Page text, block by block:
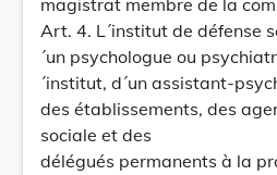
magistrat membre de la
Art. 4. L´institut de défense
´un psychologue ou
´institut, d´un assistant-
des établissements, des
sociale et des
délégués permanents à la